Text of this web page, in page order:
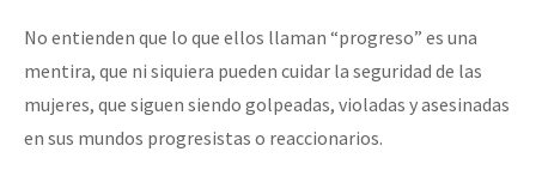
No entienden que lo que ellos llaman “progreso” es una
mentira, que ni siquiera pueden cuidar la seguridad de las
mujeres, que siguen siendo golpeadas, violadas y asesinadas
en sus mundos progresistas o reaccionarios.